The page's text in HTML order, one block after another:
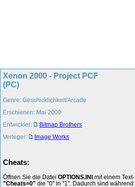
Xenon 2000 - Project PCF
(PC)
Genre: Geschicklichkeit/Arcade
Erschienen: Mai 2000
Entwickler:
Bitmap Brothers
Verleger:
Image Works
Cheats:
Öffnen Sie die Datei OPTIONS.INI mit einem
"Cheats=0" die "0" in "1". Dadurch sind